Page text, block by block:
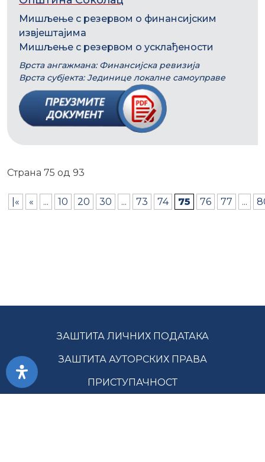
Мишљење с резервом о финансијским
извјештајима
Мишљење с резервом о усклађености
Врста ангажмана: Финансијска ревизија
Врста субјекта: Јединице локалне самоуправе
Страна 75 од 93
|« « ... 10 20 30 ... 73 74 75 76 77 ...
ЗАШТИТА ЛИЧНИХ ПОДАТАКА
ЗАШТИТА АУТОРСКИХ ПРАВА
ПРИСТУПАЧНОСТ